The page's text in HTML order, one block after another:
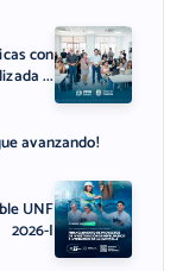
con
...
avanzando!
UNF
2026-I